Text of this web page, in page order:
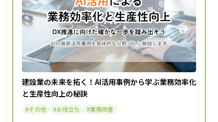
建設業の未来を拓く！AI活用事例から学ぶ業務効率化
と生産性向上の秘訣
その他 お役立ち 業務改善